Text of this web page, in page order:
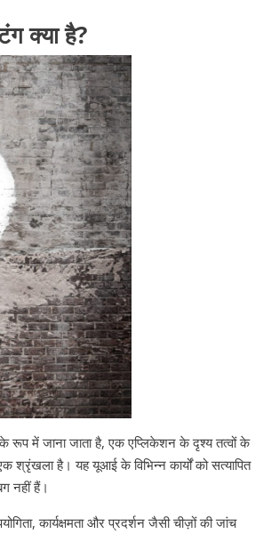
क्या है?
रूप में जाना जाता है, एक एप्लिकेशन के दृश्य तत्वों के
श्रृंखला है। यह यूआई के विभिन्न कार्यों को सत्यापित
नहीं हैं।
कार्यक्षमता और प्रदर्शन जैसी चीज़ों की जांच